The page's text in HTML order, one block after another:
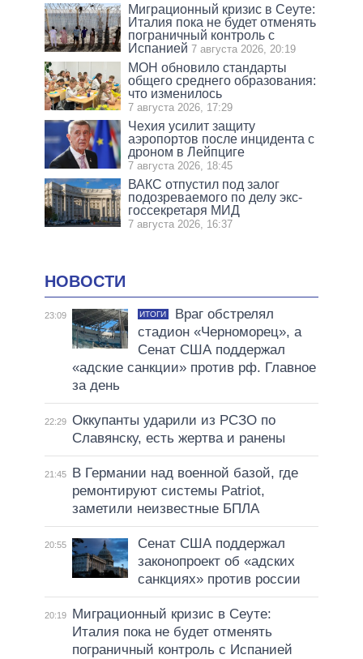
Миграционный кризис в Сеуте:
Италия пока не будет отменять
пограничный контроль с
Испанией 7 августа 2026, 20:19
МОН обновило стандарты
общего среднего образования:
что изменилось
7 августа 2026, 17:29
Чехия усилит защиту
аэропортов после инцидента с
дроном в Лейпциге
7 августа 2026, 18:45
ВАКС отпустил под залог
подозреваемого по делу экс-
госсекретаря МИД
7 августа 2026, 16:37
НОВОСТИ
23:09 ИТОГИ
Враг обстрелял
стадион «Черноморец», а
Сенат США поддержал
«адские санкции» против рф. Главное
за день
22:29 Оккупанты ударили из РСЗО по
Славянску, есть жертва и ранены
21:45
В Германии над военной базой, где
ремонтируют системы Patriot,
заметили неизвестные БПЛА
20:55
Сенат США поддержал
законопроект об «адских
санкциях» против россии
20:19
Миграционный кризис в Сеуте:
Италия пока не будет отменять
пограничный контроль с Испанией